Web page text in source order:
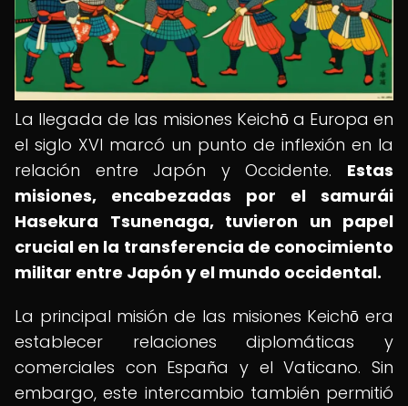
La llegada de las misiones Keichō a Europa en
el siglo XVI marcó un punto de inflexión en la
relación entre Japón y Occidente. Estas
misiones, encabezadas por el samurái
Hasekura Tsunenaga, tuvieron un papel
crucial en la transferencia de conocimiento
militar entre Japón y el mundo occidental.
La principal misión de las misiones Keichō era
establecer relaciones diplomáticas y
comerciales con España y el Vaticano. Sin
embargo, este intercambio también permitió